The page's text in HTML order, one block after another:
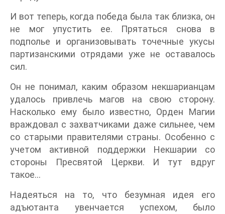
И вот теперь, когда победа была так близка, он
не мог упустить ее. Прятаться снова в
подполье и организовывать точечные укусы
партизанскими отрядами уже не оставалось
сил.
Он не понимал, каким образом некшарианцам
удалось привлечь магов на свою сторону.
Насколько ему было известно, Орден Магии
враждовал с захватчиками даже сильнее, чем
со старыми правителями страны. Особенно с
учетом активной поддержки Некшарии со
стороны Пресвятой Церкви. И тут вдруг
такое…
Надеяться на то, что безумная идея его
адъютанта увенчается успехом, было